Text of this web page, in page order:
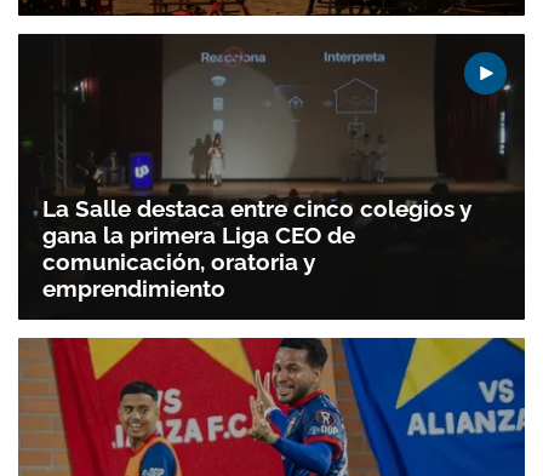
La Salle destaca entre cinco colegios y
gana la primera Liga CEO de
comunicación, oratoria y
emprendimiento